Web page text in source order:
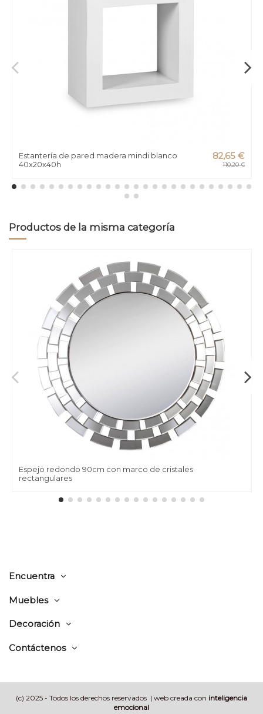
Estantería de pared madera mindi blanco
40x20x40h
82,65 €
110,20 €
Productos de la misma categoría
Espejo redondo 90cm con marco de cristales
rectangulares
Encuentra
Muebles
Decoración
Contáctenos
(c) 2025 - Todos los derechos reservados | web creada con inteligencia
emocional